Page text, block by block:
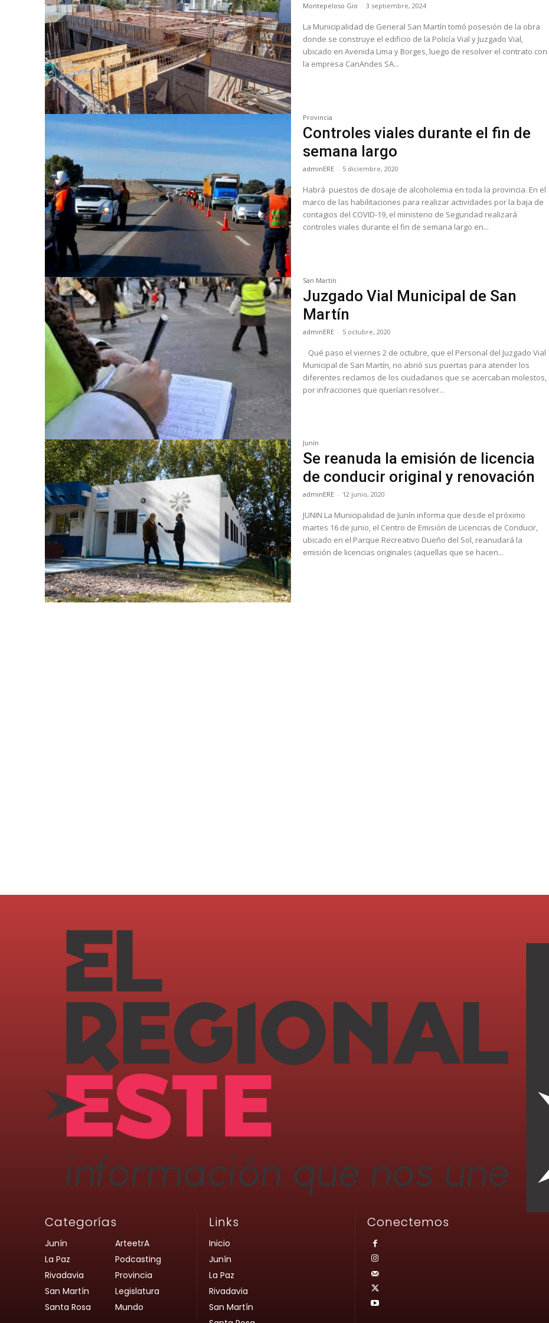
Montepeloso Gio - 3 septiembre, 2024
La Municipalidad de General San Martín tomó posesión de la obra
donde se construye el edificio de la Policía Vial y Juzgado Vial,
ubicado en Avenida Lima y Borges, luego de resolver el contrato con
la empresa CanAndes SA...
Provincia
Controles viales durante el fin de
semana largo
adminERE - 5 diciembre, 2020
Habrá puestos de dosaje de alcoholemia en toda la provincia. En el
marco de las habilitaciones para realizar actividades por la baja de
contagios del COVID-19, el ministerio de Seguridad realizará
controles viales durante el fin de semana largo en...
San Martín
Juzgado Vial Municipal de San
Martín
adminERE - 5 octubre, 2020
Qué paso el viernes 2 de octubre, que el Personal del Juzgado Vial
Municipal de San Martín, no abrió sus puertas para atender los
diferentes reclamos de los ciudadanos que se acercaban molestos,
por infracciones que querían resolver...
Junín
Se reanuda la emisión de licencia
de conducir original y renovación
adminERE - 12 junio, 2020
JUNIN La Municipalidad de Junín informa que desde el próximo
martes 16 de junio, el Centro de Emisión de Licencias de Conducir,
ubicado en el Parque Recreativo Dueño del Sol, reanudará la
emisión de licencias originales (aquellas que se hacen...
Categorías
Junín
La Paz
Rivadavia
San Martín
Santa Rosa
ArteetrA
Podcasting
Provincia
Legislatura
Mundo
Links
Inicio
Junín
La Paz
Rivadavia
San Martín
Conectemos